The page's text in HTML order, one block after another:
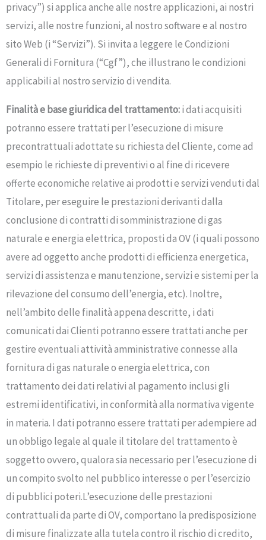
privacy”) si applica anche alle nostre applicazioni, ai nostri
servizi, alle nostre funzioni, al nostro software e al nostro
sito Web (i “Servizi”). Si invita a leggere le Condizioni
Generali di Fornitura (“Cgf”), che illustrano le condizioni
applicabili al nostro servizio di vendita.
Finalità e base giuridica del trattamento:i dati acquisiti
potranno essere trattati per l’esecuzione di misure
precontrattuali adottate su richiesta del Cliente, come ad
esempio le richieste di preventivi o al fine di ricevere
offerte economiche relative ai prodotti e servizi venduti dal
Titolare, per eseguire le prestazioni derivanti dalla
conclusione di contratti di somministrazione di gas
naturale e energia elettrica, proposti da OV (i quali possono
avere ad oggetto anche prodotti di efficienza energetica,
servizi di assistenza e manutenzione, servizi e sistemi per la
rilevazione del consumo dell’energia, etc). Inoltre,
nell’ambito delle finalità appena descritte, i dati
comunicati dai Clienti potranno essere trattati anche per
gestire eventuali attività amministrative connesse alla
fornitura di gas naturale o energia elettrica, con
trattamento dei dati relativi al pagamento inclusi gli
estremi identificativi, in conformità alla normativa vigente
in materia. I dati potranno essere trattati per adempiere ad
un obbligo legale al quale il titolare del trattamento è
soggetto ovvero, qualora sia necessario per l’esecuzione di
un compito svolto nel pubblico interesse o per l’esercizio
di pubblici poteri.L’esecuzione delle prestazioni
contrattuali da parte di OV, comportano la predisposizione
di misure finalizzate alla tutela contro il rischio di credito,